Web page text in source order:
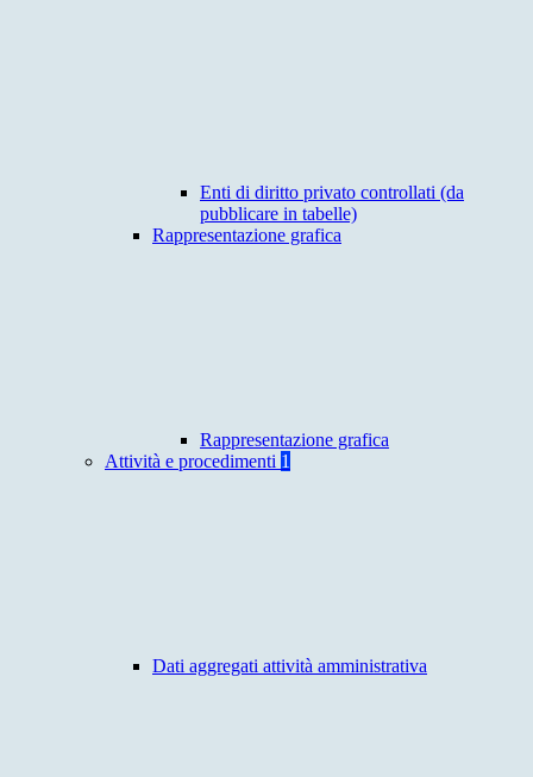
Enti di diritto privato controllati (da
pubblicare in tabelle)
Rappresentazione grafica
Rappresentazione grafica
Attività e procedimenti 1
Dati aggregati attività amministrativa